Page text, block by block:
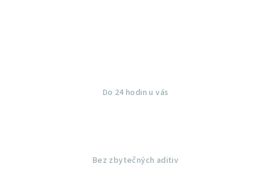
í
y
Do 24 hodin u vás
Bez zbytečných aditiv